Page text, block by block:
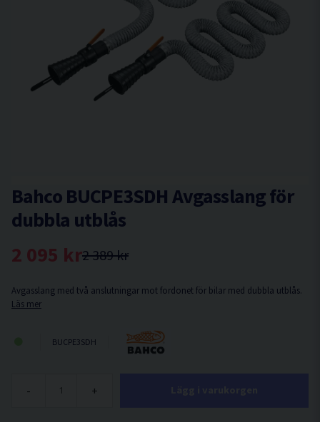
Bahco BUCPE3SDH Avgasslang för
dubbla utblås
2 389 kr
2 095 kr
Avgasslang med två anslutningar mot fordonet för bilar med dubbla utblås.
Läs mer
BUCPE3SDH
- +